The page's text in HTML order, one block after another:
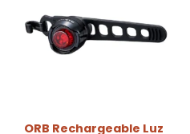
ORB Rechargeable Luz